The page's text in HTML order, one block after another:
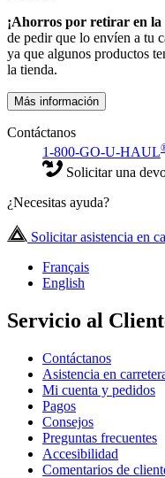
¡Ahorros por retirar en la
de pedir que lo envíen a tu
ya que algunos productos
la tienda.
Más información
Contáctanos
1-800-GO-U-HAUL
Solicitar una
¿Necesitas ayuda?
Solicitar asistencia en
Français
English
Servicio al
Contáctanos
Asistencia en
Mi cuenta y pedidos
Pagos
Consejos
Preguntas frecuentes
Accesibilidad
Comentarios de